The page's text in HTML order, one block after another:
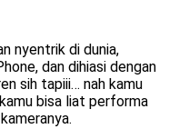
nyentrik di dunia,
dan dihiasi dengan
sih tapiii… nah kamu
bisa liat performa